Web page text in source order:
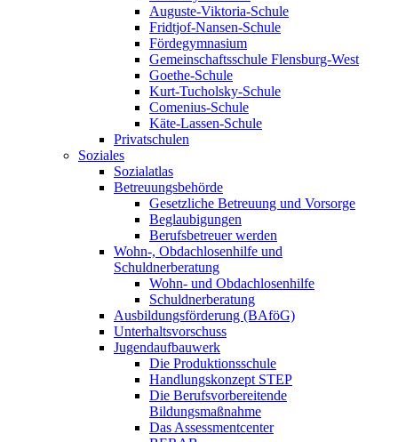
Auguste-Viktoria-Schule
Fridtjof-Nansen-Schule
Fördegymnasium
Gemeinschaftsschule Flensburg-West
Goethe-Schule
Kurt-Tucholsky-Schule
Comenius-Schule
Käte-Lassen-Schule
Privatschulen
Soziales
Sozialatlas
Betreuungsbehörde
Gesetzliche Betreuung und Vorsorge
Beglaubigungen
Berufsbetreuer werden
Wohn-, Obdachlosenhilfe und
Schuldnerberatung
Wohn- und Obdachlosenhilfe
Schuldnerberatung
Ausbildungsförderung (BAföG)
Unterhaltsvorschuss
Jugendaufbauwerk
Die Produktionsschule
Handlungskonzept STEP
Die Berufsvorbereitende
Bildungsmaßnahme
Das Assessmentcenter